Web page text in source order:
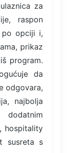
za
raspon
po opciji i,
prikaz
program.
da
odgovara,
najbolja
hospitality
susreta s